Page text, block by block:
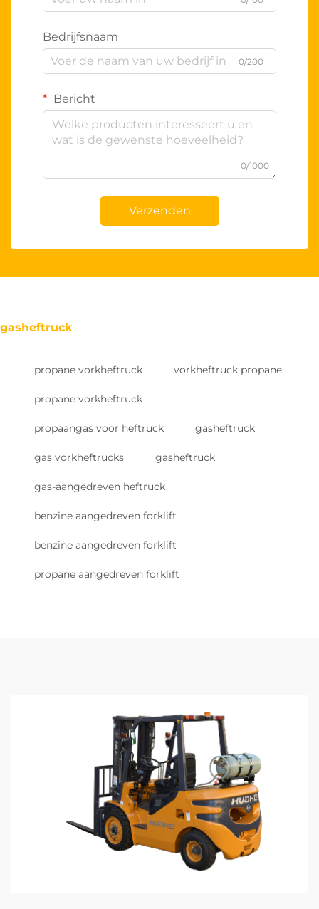
Bedrijfsnaam
0/200
Bericht
0/1000
Verzenden
gasheftruck
propane vorkheftruck vorkheftruck propane
propane vorkheftruck
propaangas voor heftruck gasheftruck
gas vorkheftrucks gasheftruck
gas-aangedreven heftruck
benzine aangedreven forklift
benzine aangedreven forklift
propane aangedreven forklift